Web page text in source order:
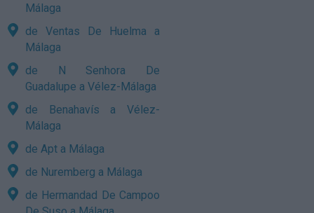
Málaga
de Ventas De Huelma a
Málaga
de N Senhora De
Guadalupe a Vélez-Málaga
de Benahavís a Vélez-
Málaga
de Apt a Málaga
de Nuremberg a Málaga
de Hermandad De Campoo